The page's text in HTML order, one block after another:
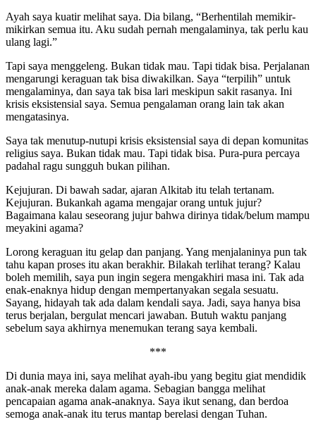
Ayah saya kuatir melihat saya. Dia bilang, “Berhentilah memikir-
mikirkan semua itu. Aku sudah pernah mengalaminya, tak perlu kau
ulang lagi.”
Tapi saya menggeleng. Bukan tidak mau. Tapi tidak bisa. Perjalanan
mengarungi keraguan tak bisa diwakilkan. Saya “terpilih” untuk
mengalaminya, dan saya tak bisa lari meskipun sakit rasanya. Ini
krisis eksistensial saya. Semua pengalaman orang lain tak akan
mengatasinya.
Saya tak menutup-nutupi krisis eksistensial saya di depan komunitas
religius saya. Bukan tidak mau. Tapi tidak bisa. Pura-pura percaya
padahal ragu sungguh bukan pilihan.
Kejujuran. Di bawah sadar, ajaran Alkitab itu telah tertanam.
Kejujuran. Bukankah agama mengajar orang untuk jujur?
Bagaimana kalau seseorang jujur bahwa dirinya tidak/belum mampu
meyakini agama?
Lorong keraguan itu gelap dan panjang. Yang menjalaninya pun tak
tahu kapan proses itu akan berakhir. Bilakah terlihat terang? Kalau
boleh memilih, saya pun ingin segera mengakhiri masa ini. Tak ada
enak-enaknya hidup dengan mempertanyakan segala sesuatu.
Sayang, hidayah tak ada dalam kendali saya. Jadi, saya hanya bisa
terus berjalan, bergulat mencari jawaban. Butuh waktu panjang
sebelum saya akhirnya menemukan terang saya kembali.
***
Di dunia maya ini, saya melihat ayah-ibu yang begitu giat mendidik
anak-anak mereka dalam agama. Sebagian bangga melihat
pencapaian agama anak-anaknya. Saya ikut senang, dan berdoa
semoga anak-anak itu terus mantap berelasi dengan Tuhan.